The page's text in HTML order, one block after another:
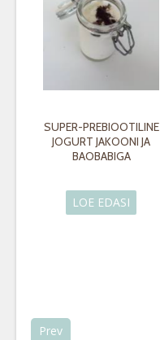
SUPER-PREBIOOTILINE
JOGURT JAKOONI JA
BAOBABIGA
LOE EDASI
Prev